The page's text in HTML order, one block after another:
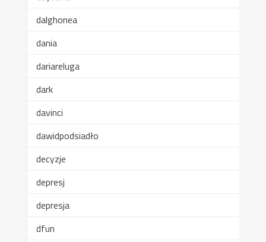
dalghonea
dania
dariareluga
dark
davinci
dawidpodsiadło
decyzje
depresj
depresja
dfun